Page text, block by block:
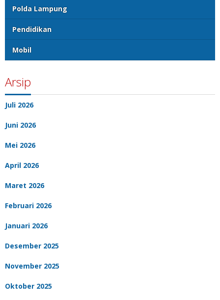
Polda Lampung
Pendidikan
Mobil
Arsip
Juli 2026
Juni 2026
Mei 2026
April 2026
Maret 2026
Februari 2026
Januari 2026
Desember 2025
November 2025
Oktober 2025